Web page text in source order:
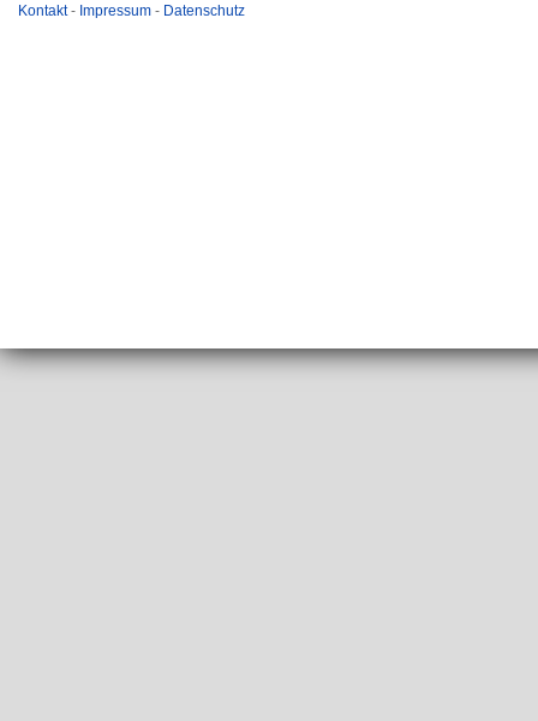
Kontakt- Impressum - Datenschutz